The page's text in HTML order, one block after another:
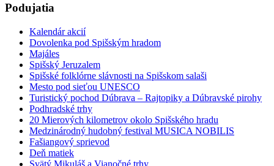
Podujatia
Kalendár akcií
Dovolenka pod Spišským hradom
Majáles
Spišský Jeruzalem
Spišské folklórne slávnosti na Spišskom salaši
Mesto pod sieťou UNESCO
Turistický pochod Dúbrava – Rajtopiky a Dúbravské pirohy
Podhradské trhy
20 Mierových kilometrov okolo Spišského hradu
Medzinárodný hudobný festival MUSICA NOBILIS
Fašiangový sprievod
Deň matiek
Svätý Mikuláš a Vianočné trhy